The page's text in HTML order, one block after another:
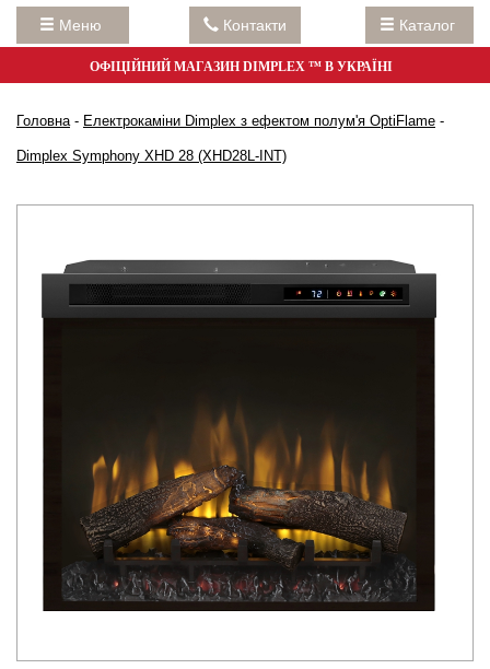
Меню Контакти Каталог
ОФІЦІЙНИЙ МАГАЗИН DIMPLEX ™ В УКРАЇНІ
Головна- Електрокаміни Dimplex з ефектом полум'я OptiFlame -
Dimplex Symphony XHD 28 (XHD28L-INT)